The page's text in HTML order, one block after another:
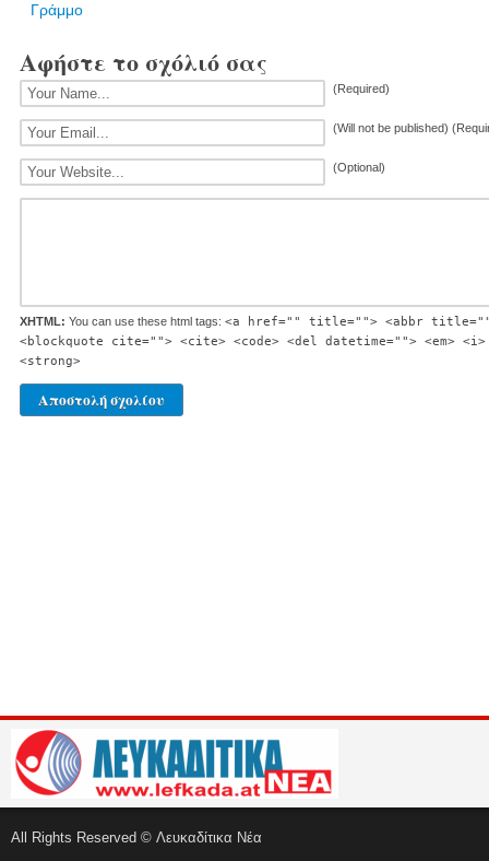
Γράμμο
Αφήστε το σχόλιό σας
(Required)
(Will not be published)
(Optional)
XHTML: You can use these html tags: <a href="" title=""> <abbr
<blockquote cite=""> <cite> <code> <del datetime=""> <em>
<strong>
All Rights Reserved © Λευκαδίτικα Νέα